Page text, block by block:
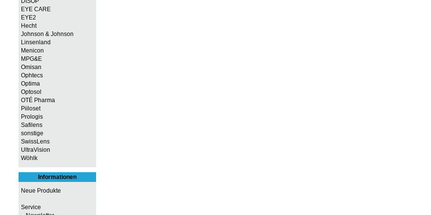
EYE CARE
EYE2
Hecht
Johnson & Johnson
Linsenland
Menicon
MPG&E
Omisan
Ophtecs
Optima
Optosol
OTÉ Pharma
Piiloset
Prologis
Safilens
sonstige
SwissLens
UltraVision
Wöhlk
Informationen
Neue Produkte
Service